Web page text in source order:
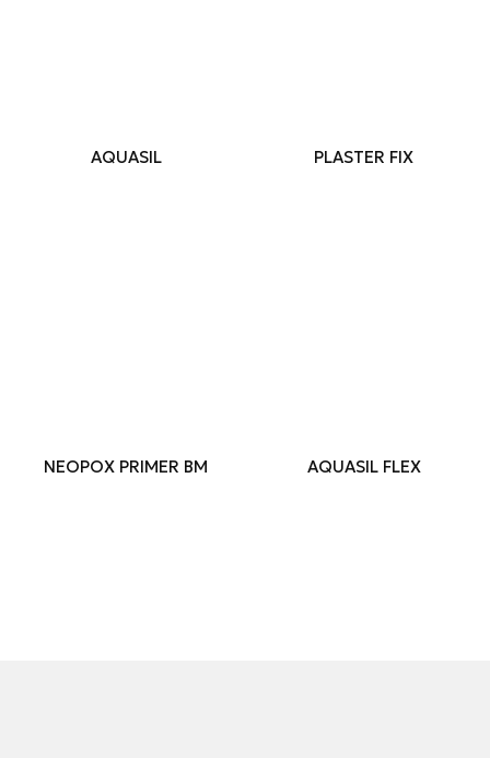
AQUASIL PLASTER FIX
NEOPOX PRIMER BM AQUASIL FLEX